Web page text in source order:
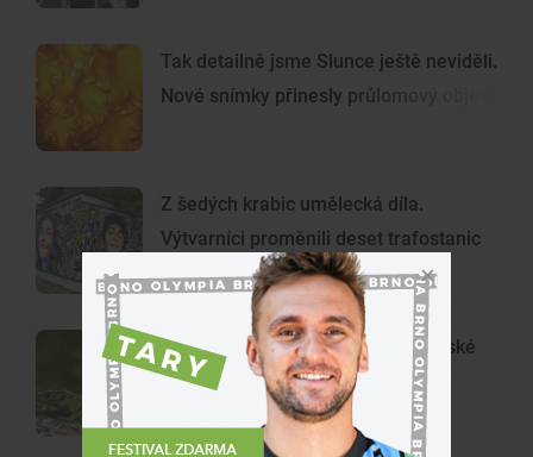
Tak detailně jsme Slunce ještě neviděli.
Nové snímky přinesly průlomový objev
Z šedých krabic umělecká díla.
Výtvarníci proměnili deset trafostanic
ve Vinohradech
KVÍZ: Poznáte plazy, kteří žijí v české
přírodě? Otestujte se v kvízu